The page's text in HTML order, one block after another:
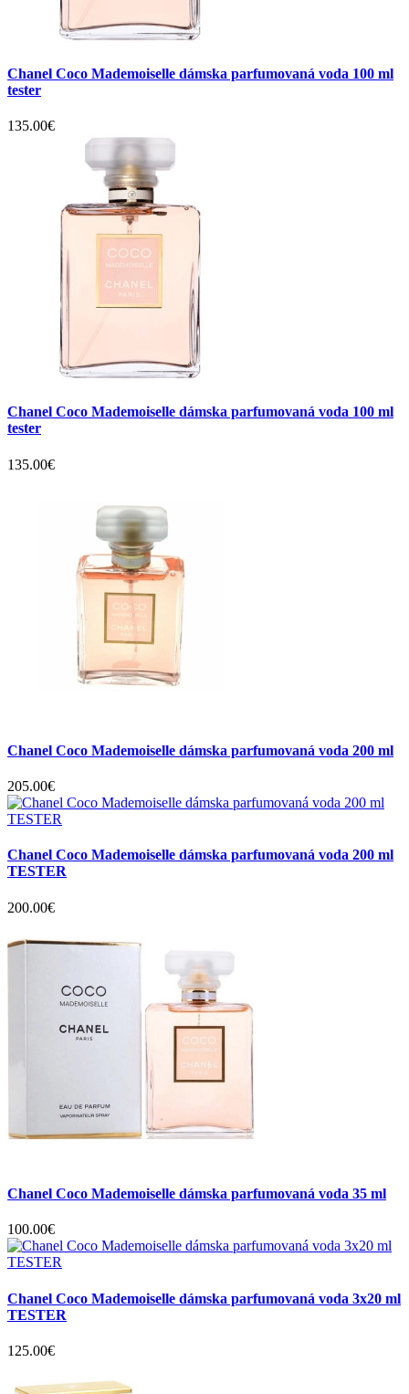
Chanel Coco Mademoiselle dámska parfumovaná voda 100 ml
tester
135.00€
Chanel Coco Mademoiselle dámska parfumovaná voda 100 ml
tester
135.00€
Chanel Coco Mademoiselle dámska parfumovaná voda 200 ml
205.00€
Chanel Coco Mademoiselle dámska parfumovaná voda 200 ml
TESTER
200.00€
Chanel Coco Mademoiselle dámska parfumovaná voda 35 ml
100.00€
Chanel Coco Mademoiselle dámska parfumovaná voda 3x20 ml
TESTER
125.00€